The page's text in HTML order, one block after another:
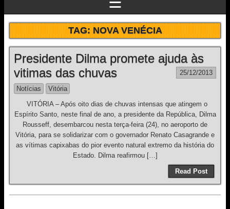
TAG:NOVA VENÉCIA
Presidente Dilma promete ajuda às
vitimas das chuvas
25/12/2013
Notícias
Vitória
VITÓRIA – Após oito dias de chuvas intensas que atingem o
Espírito Santo, neste final de ano, a presidente da República, Dilma
Rousseff, desembarcou nesta terça-feira (24), no aeroporto de
Vitória, para se solidarizar com o governador Renato Casagrande e
as vítimas capixabas do pior evento natural extremo da história do
Estado. Dilma reafirmou […]
Read Post